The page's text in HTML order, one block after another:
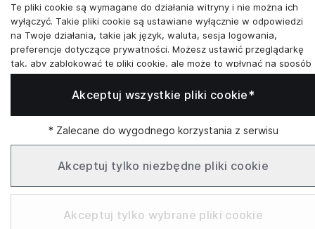
Skontaktuj się z nami
+48573581161
info@reytel.pl
Whatsapp
Infolinia: Pn–Pt 09:00–17:00
Te pliki cookie są wymagane do działania witryny i nie można ich
wyłączyć. Takie pliki cookie są ustawiane wyłącznie w odpowiedzi
na Twoje działania, takie jak język, waluta, sesja logowania,
preferencje dotyczące prywatności. Możesz ustawić przeglądarkę
tak, aby zablokować te pliki cookie, ale może to wpłynąć na sposób
działania naszej witryny.
Analizy i statystyki
Marketing i retargeting
Te pliki cookie są zwykle ustawiane przez naszych partnerów
marketingowych i reklamowych. Mogą być przez nich
wykorzystywane do tworzenia profilu Twoich zainteresowań, a
następnie wyświetlania odpowiednich reklam. Jeśli nie zezwolisz na
Akceptuj wszystkie pliki cookie*
* Zalecane do wygodnego korzystania z serwisu
Akceptuj tylko niezbędne pliki cookie
Akceptuj tylko wybrane pliki cookie